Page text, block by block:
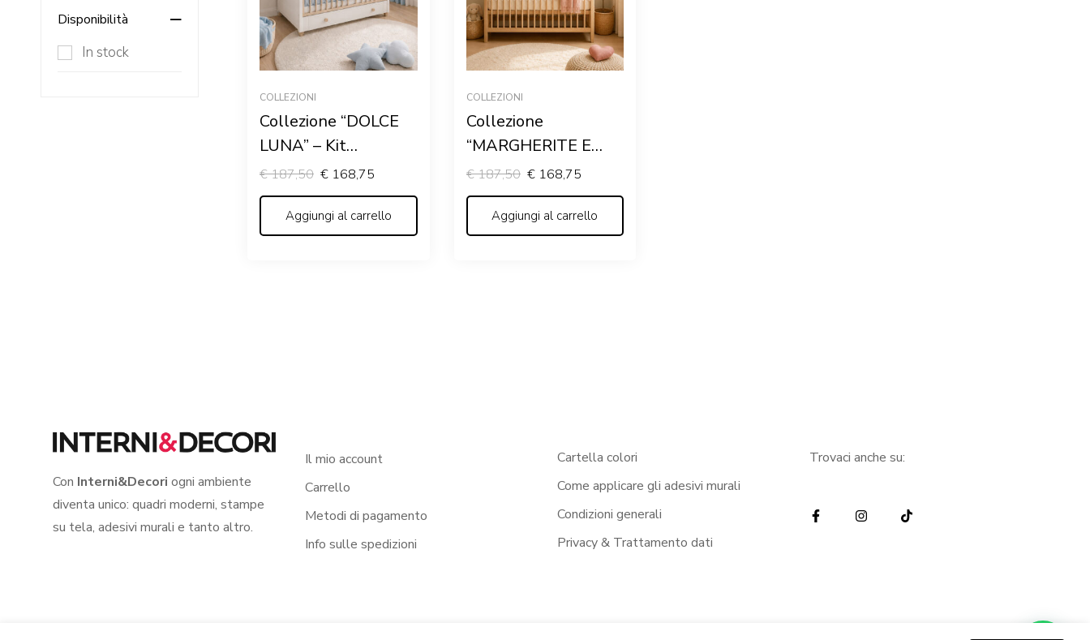
Disponibilità
In stock
COLLEZIONI
Collezione “DOLCE
LUNA” – Kit
coordinato per
cameretta completa
€187,50 €168,75
Aggiungi al carrello
COLLEZIONI
Collezione
“MARGHERITE E
CUORI” – Kit
coordinato per
cameretta completa
€187,50 €168,75
Aggiungi al carrello
Con Interni&Decori ogni ambiente
diventa unico: quadri moderni, stampe
su tela, adesivi murali e tanto altro.
Il mio account
Carrello
Metodi di pagamento
Info sulle spedizioni
Cartella colori
Come applicare gli adesivi murali
Condizioni generali
Privacy & Trattamento dati
Trovaci anche su: